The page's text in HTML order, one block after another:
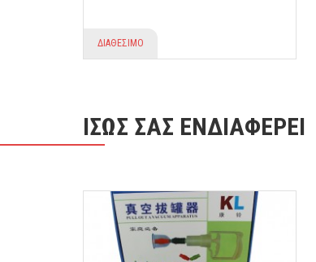
ΔΙΑΘΕΣΙΜΟ
ΙΣΩΣ ΣΑΣ ΕΝΔΙΑΦΕΡΕΙ